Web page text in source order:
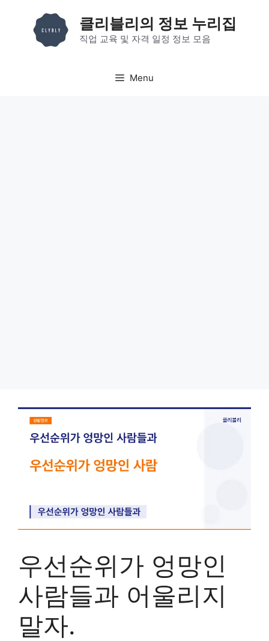
클리블리의 정보 누리집
직업 교육 및 자격 일정 정보 모음
Menu
우선순위가 엉망인
사람들과 어울리지
말자.